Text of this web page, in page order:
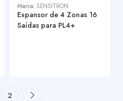
Marca: SENSITRON
Expansor de 4 Zonas 16
Saídas para PL4+
2